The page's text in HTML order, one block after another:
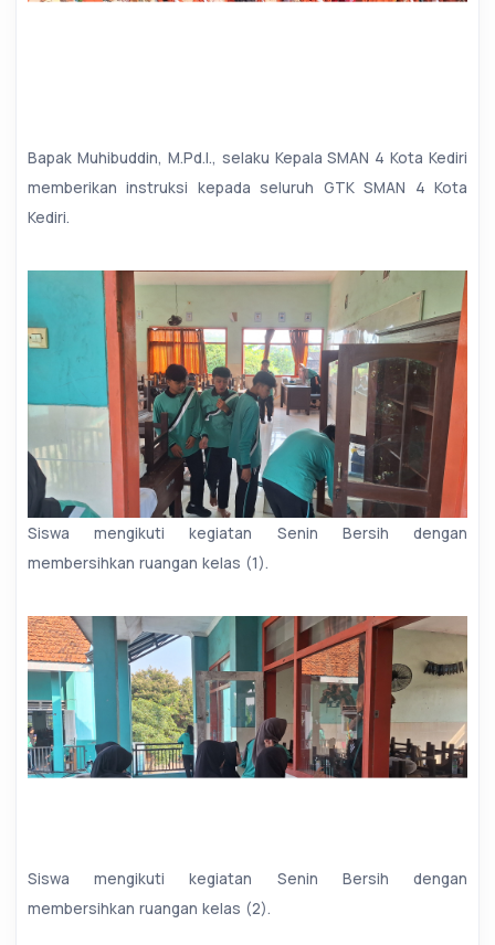
Bapak Muhibuddin, M.Pd.I., selaku Kepala SMAN 4 Kota Kediri
memberikan instruksi kepada seluruh GTK SMAN 4 Kota
Kediri.
Siswa mengikuti kegiatan Senin Bersih dengan
membersihkan ruangan kelas (1).
Siswa mengikuti kegiatan Senin Bersih dengan
membersihkan ruangan kelas (2).